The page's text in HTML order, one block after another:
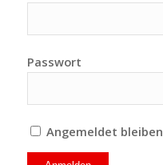
Passwort
Angemeldet bleiben